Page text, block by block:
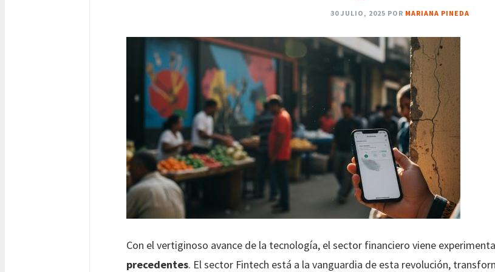
30 JULIO, 2025 POR MARIANA PINEDA
Con el vertiginoso avance de la tecnología, el sector financiero viene
precedentes. El sector Fintech está a la vanguardia de esta revolución,